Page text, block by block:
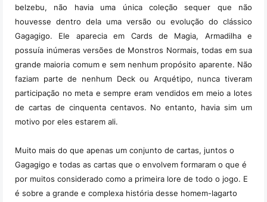
belzebu, não havia uma única coleção sequer que não
houvesse dentro dela uma versão ou evolução do clássico
Gagagigo. Ele aparecia em Cards de Magia, Armadilha e
possuía inúmeras versões de Monstros Normais, todas em sua
grande maioria comum e sem nenhum propósito aparente. Não
faziam parte de nenhum Deck ou Arquétipo, nunca tiveram
participação no meta e sempre eram vendidos em meio a lotes
de cartas de cinquenta centavos. No entanto, havia sim um
motivo por eles estarem ali.
Muito mais do que apenas um conjunto de cartas, juntos o
Gagagigo e todas as cartas que o envolvem formaram o que é
por muitos considerado como a primeira lore de todo o jogo. E
é sobre a grande e complexa história desse homem-lagarto